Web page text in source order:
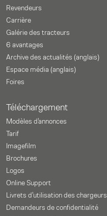
Revendeurs
Carrière
Galérie des tracteurs
6 avantages
Archive des actualités (anglais)
Espace média (anglais)
Foires
Téléchargement
Modèles d'annonces
Tarif
Imagefilm
Brochures
Logos
Online Support
Livrets d'utilisation des chargeurs
Demandeurs de confidentialité